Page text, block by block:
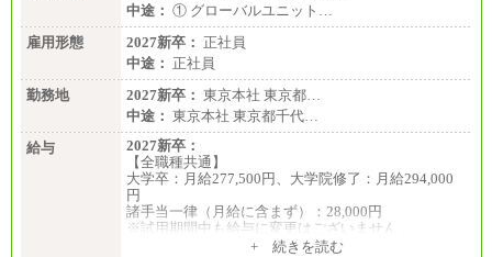
中途： ① グローバルユニット…
雇用形態
2027新卒： 正社員
中途： 正社員
勤務地
2027新卒： 東京本社 東京都…
中途： 東京本社 東京都千代…
給与
2027新卒：
【全職種共通】
大学卒：月給277,500円、大学院修了：月給294,000
円
諸手当一律（月給に含まず）：28,000円
※試用期間中も給与に変更はございません
+ 続きを読む